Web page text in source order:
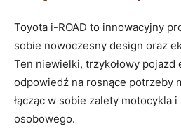
Toyota i-ROAD to innowacyjny
sobie nowoczesny design oraz
Ten niewielki, trzykołowy
odpowiedź na rosnące potrzeby
łącząc w sobie zalety motocykla
osobowego.